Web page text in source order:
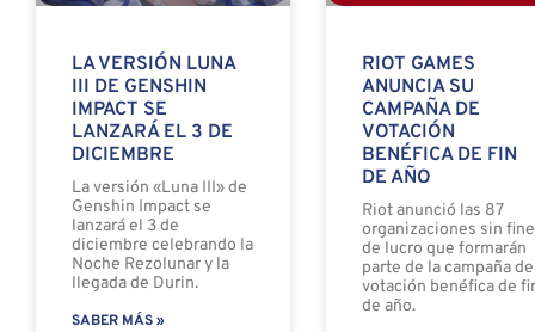
LA VERSIÓN LUNA
III DE GENSHIN
IMPACT SE
LANZARÁ EL 3 DE
DICIEMBRE
La versión «Luna III» de
Genshin Impact se
lanzará el 3 de
diciembre celebrando la
Noche Rezolunar y la
llegada de Durin.
SABER MÁS »
RIOT GAMES
ANUNCIA SU
CAMPAÑA DE
VOTACIÓN
BENÉFICA DE FIN
DE AÑO
Riot anunció las 87
organizaciones sin
de lucro que formarán
parte de la campaña de
votación benéfica de
de año.